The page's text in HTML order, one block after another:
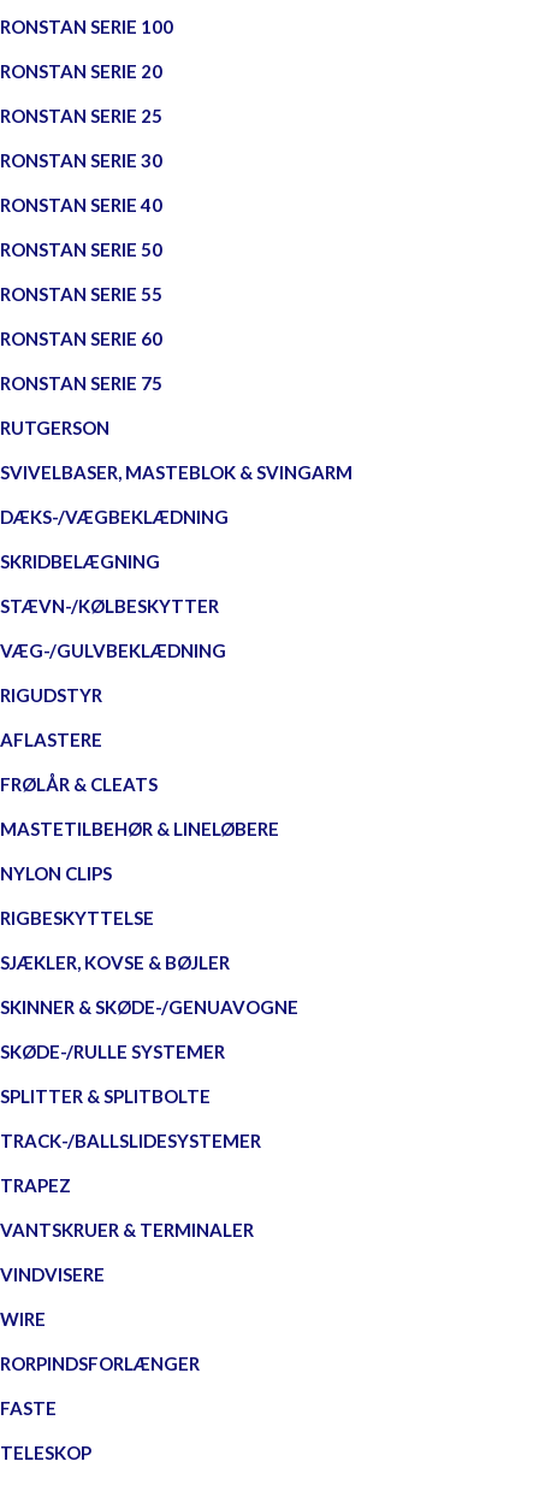
RONSTAN SERIE 100
RONSTAN SERIE 20
RONSTAN SERIE 25
RONSTAN SERIE 30
RONSTAN SERIE 40
RONSTAN SERIE 50
RONSTAN SERIE 55
RONSTAN SERIE 60
RONSTAN SERIE 75
RUTGERSON
SVIVELBASER, MASTEBLOK & SVINGARM
DÆKS-/VÆGBEKLÆDNING
SKRIDBELÆGNING
STÆVN-/KØLBESKYTTER
VÆG-/GULVBEKLÆDNING
RIGUDSTYR
AFLASTERE
FRØLÅR & CLEATS
MASTETILBEHØR & LINELØBERE
NYLON CLIPS
RIGBESKYTTELSE
SJÆKLER, KOVSE & BØJLER
SKINNER & SKØDE-/GENUAVOGNE
SKØDE-/RULLE SYSTEMER
SPLITTER & SPLITBOLTE
TRACK-/BALLSLIDESYSTEMER
TRAPEZ
VANTSKRUER & TERMINALER
VINDVISERE
WIRE
RORPINDSFORLÆNGER
FASTE
TELESKOP